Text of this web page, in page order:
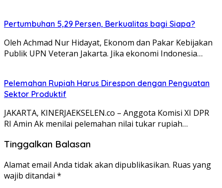
Pertumbuhan 5,29 Persen, Berkualitas bagi Siapa?
Oleh Achmad Nur Hidayat, Ekonom dan Pakar Kebijakan
Publik UPN Veteran Jakarta. Jika ekonomi Indonesia…
Pelemahan Rupiah Harus Direspon dengan Penguatan
Sektor Produktif
JAKARTA, KINERJAEKSELEN.co – Anggota Komisi XI DPR
RI Amin Ak menilai pelemahan nilai tukar rupiah…
Tinggalkan Balasan
Alamat email Anda tidak akan dipublikasikan. Ruas yang
wajib ditandai *